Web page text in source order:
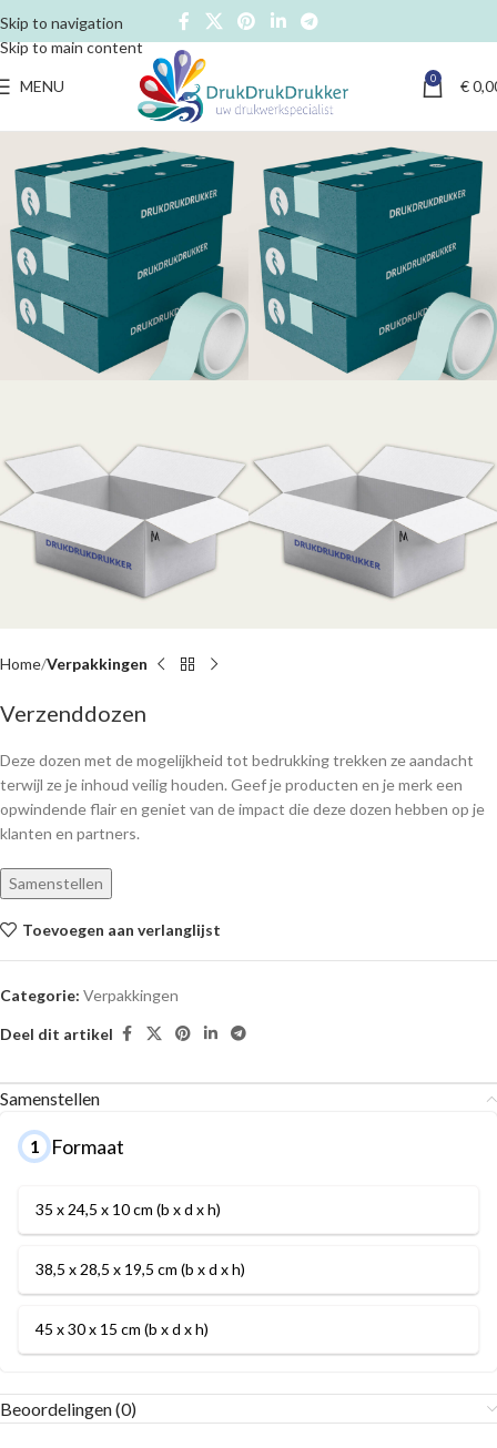
Skip to navigation
Skip to main content
MENU 0 €
Home Verpakkingen
Verzenddozen
Deze dozen met de mogelijkheid tot bedrukking trekken ze aandacht
terwijl ze je inhoud veilig houden. Geef je producten en je merk een
opwindende flair en geniet van de impact die deze dozen hebben op je
klanten en partners.
Samenstellen
Toevoegen aan verlanglijst
Categorie: Verpakkingen
Deel dit artikel
Samenstellen
1 Formaat
35 x 24,5 x 10 cm (b x d x h)
38,5 x 28,5 x 19,5 cm (b x d x h)
45 x 30 x 15 cm (b x d x h)
Beoordelingen (0)